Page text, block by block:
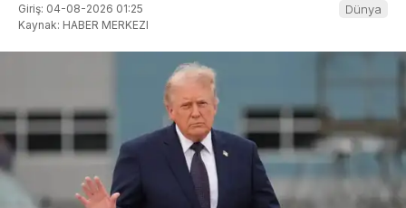
Giriş: 04-08-2026 01:25
Kaynak: HABER MERKEZI
Dünya